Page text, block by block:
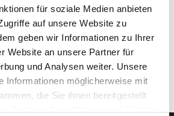
für soziale Medien anbieten
auf unsere Website zu
geben wir Informationen zu Ihrer
Website an unsere Partner für
und Analysen weiter. Unsere
Informationen möglicherweise mit
die Sie ihnen bereitgestellt